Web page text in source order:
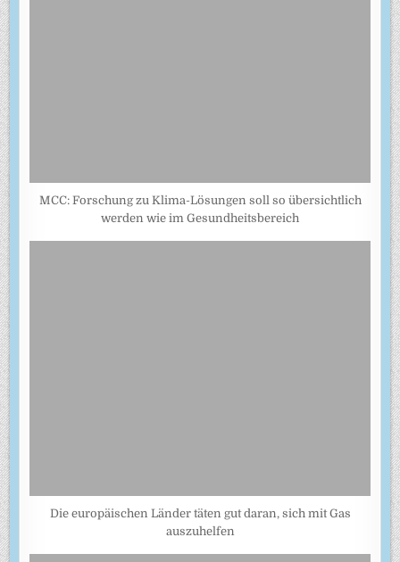
MCC: Forschung zu Klima-Lösungen soll so übersichtlich
werden wie im Gesundheitsbereich
Die europäischen Länder täten gut daran, sich mit Gas
auszuhelfen